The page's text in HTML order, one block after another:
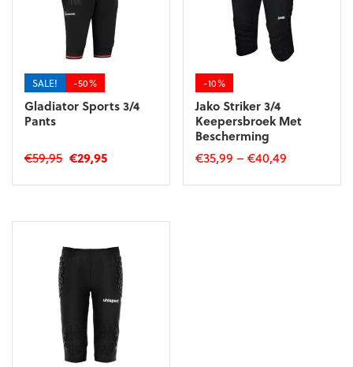
SALE! -50%
Gladiator Sports 3/4
Pants
€59,95 Oorspronkelijke
was:
€29,95Huidige
is:
variaties.
gekozen
worden
-10%
Jako Striker 3/4
Keepersbroek Met
Bescherming
€35,99 –€40,49